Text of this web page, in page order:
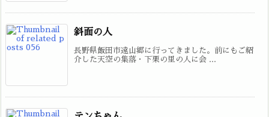
斜面の人
長野県飯田市遠山郷に行ってきました。前にもご紹
介した天空の集落・下栗の里の人に会 ...